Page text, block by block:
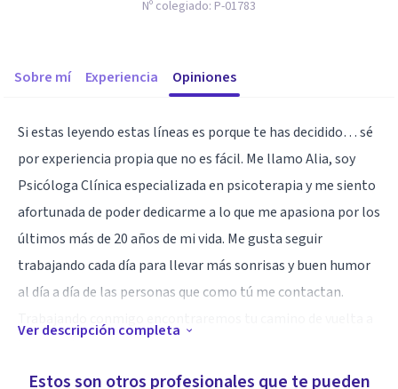
Nº colegiado: P-01783
Sobre mí Experiencia Opiniones
Si estas leyendo estas líneas es porque te has decidido… sé
por experiencia propia que no es fácil. Me llamo Alia, soy
Psicóloga Clínica especializada en psicoterapia y me siento
afortunada de poder dedicarme a lo que me apasiona por los
últimos más de 20 años de mi vida. Me gusta seguir
trabajando cada día para llevar más sonrisas y buen humor
al día a día de las personas que como tú me contactan.
Ver descripción completa
Estos son otros profesionales que te pueden